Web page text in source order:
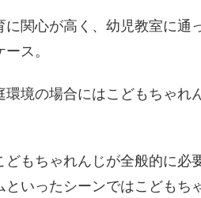
関心が高く、幼児教室に通
ス。
境の場合にはこどもちゃ
もちゃれんじが全般的に必
といったシーンではこども